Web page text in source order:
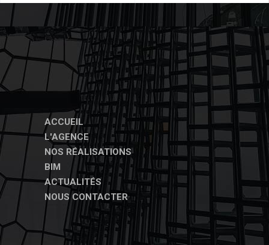
ACCUEIL
L'AGENCE
NOS RÉALISATIONS
BIM
ACTUALITÉS
NOUS CONTACTER